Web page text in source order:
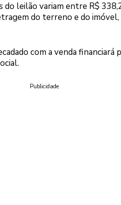
do leilão variam entre R$
do terreno e do
com a venda
Publicidade